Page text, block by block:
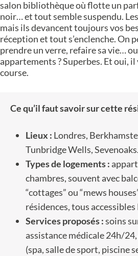
salon bibliothèque où flotte un
noir… et tout semble suspendu.
mais ils devancent toujours vos
réception et tout s’enclenche. On
prendre un verre, refaire sa vie…
appartements ? Superbes. Et oui, il
course.
Ce qu’il faut savoir sur cette
Lieux : Londres,
Tunbridge Wells,
Types de logements :
chambres, souvent avec
“cottages” ou “mews
résidences, tous accessibles
Services proposés :soins
assistance médicale 24h/
(spa, salle de sport, piscine